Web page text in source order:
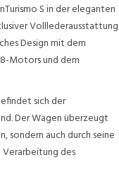
S in der eleganten
Volllederausstattung
Design mit dem
Motors und dem
sich der
Der Wagen überzeugt
sondern auch durch seine
des